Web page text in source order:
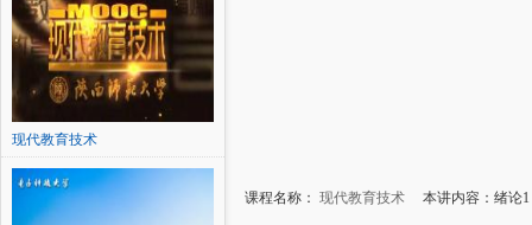
现代教育技术
课程名称： 现代教育技术 本讲内容：绪论1